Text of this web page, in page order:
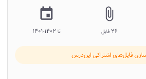
attach_file
۲۶ فایل
insert_invitation
تا۱۴۰۲-۱۴۰۱
فایل‌های اشتراکی این‌درس